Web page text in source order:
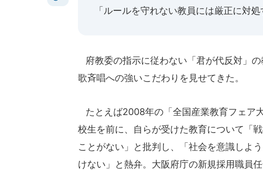
「ルールを守れない教員には厳正に対処
府教委の指示に従わない「君が代反対」
歌斉唱への強いこだわりを見せてきた。
たとえば2008年の「全国産業教育フェア
校生を前に、自らが受けた教育について「
ことがない」と批判し、「社会を意識しよ
けない」と熱弁。大阪府庁の新規採用職員